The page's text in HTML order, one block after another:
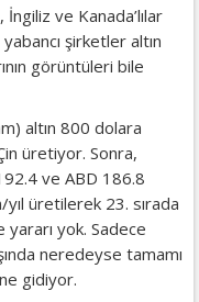
ve Kanada’lılar
şirketler altın
görüntüleri bile
altın 800 dolara
üretiyor. Sonra,
ve ABD 186.8
üretilerek 23. sırada
yararı yok. Sadece
neredeyse tamamı
gidiyor.